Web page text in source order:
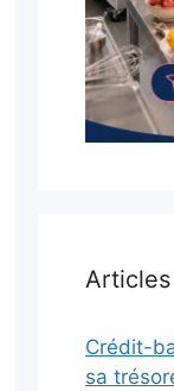
Crédit-
sa